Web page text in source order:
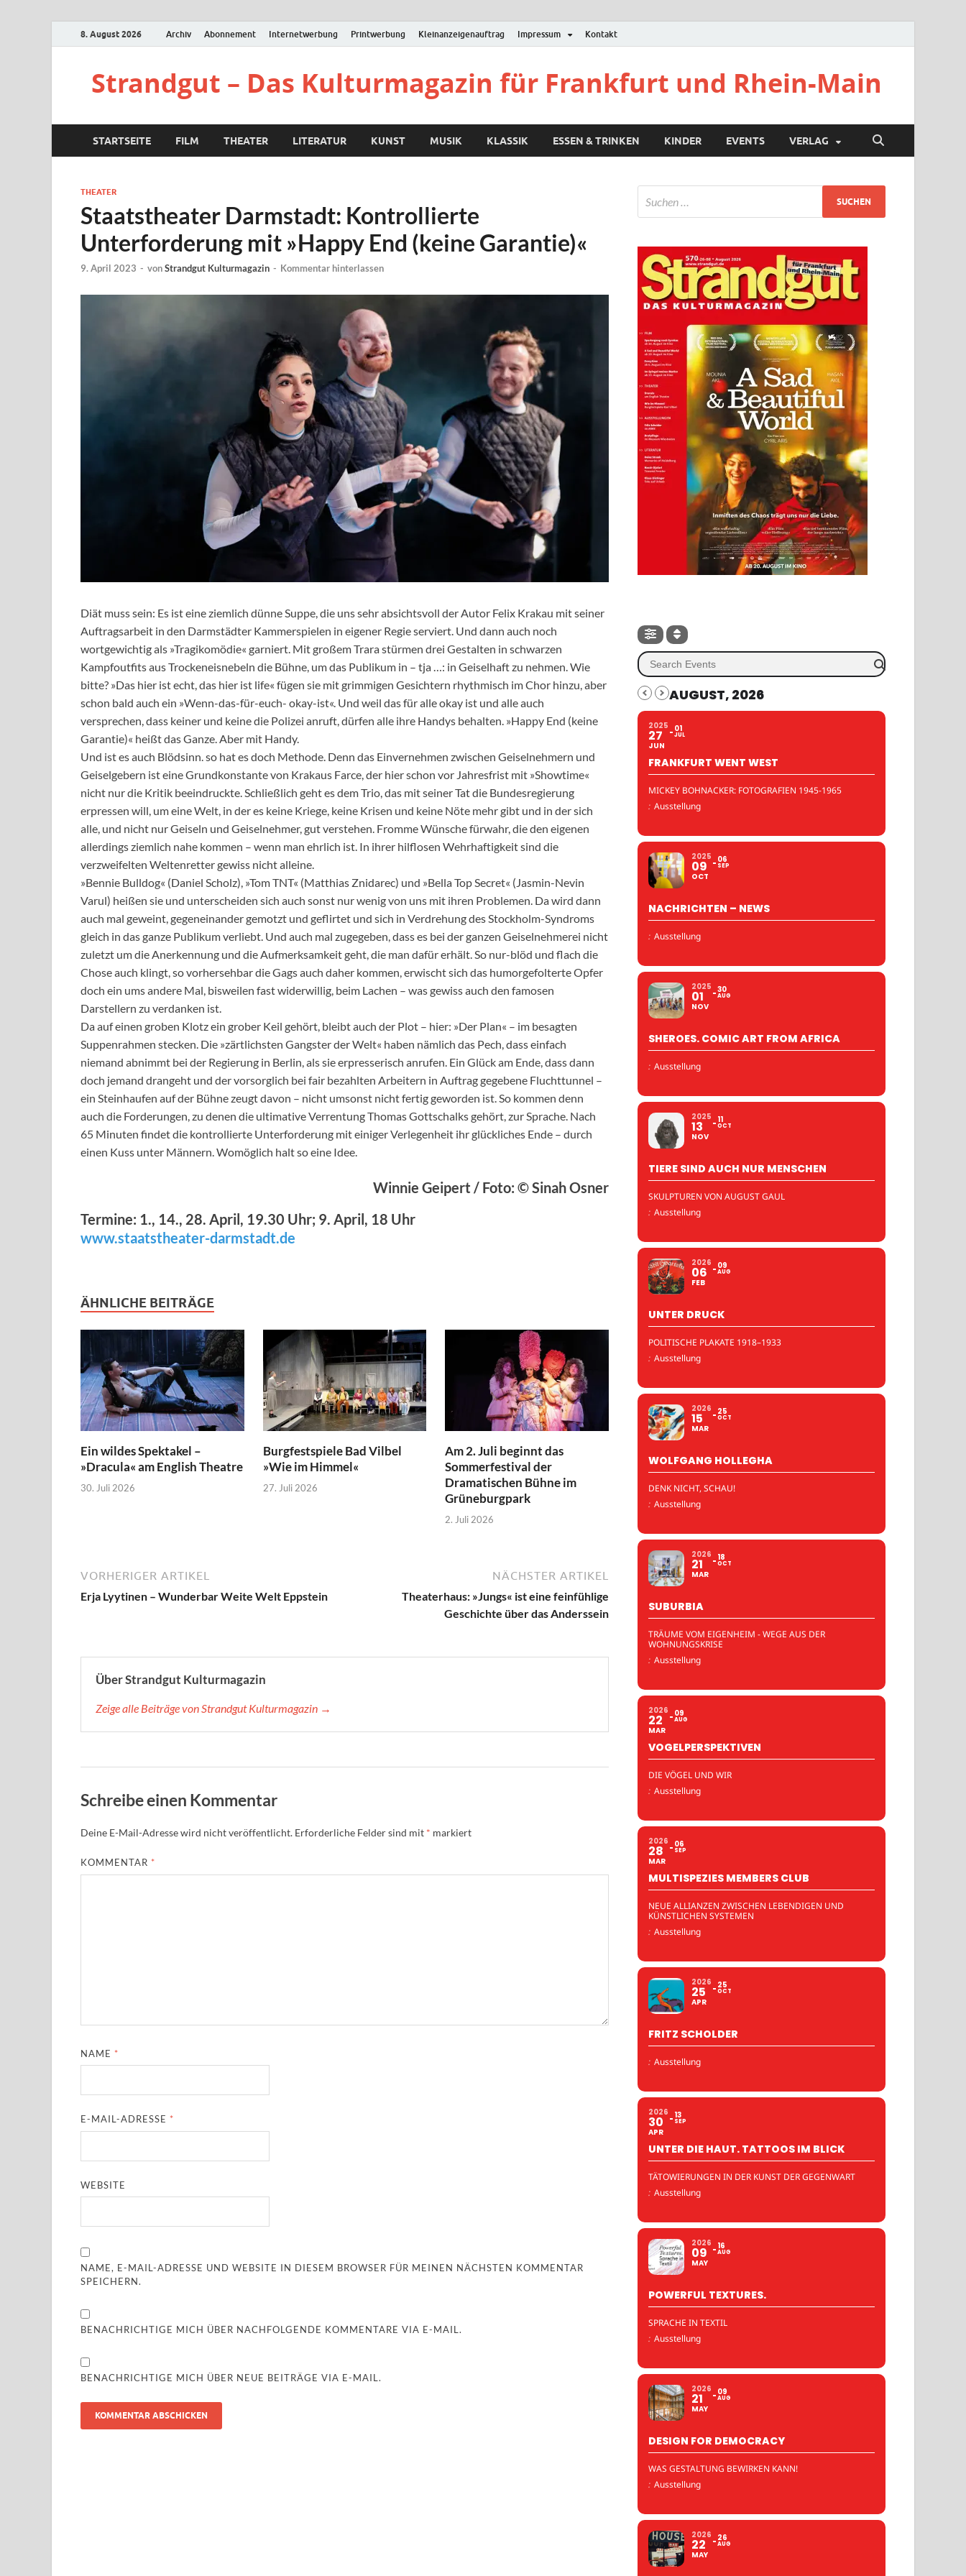
8. August 2026 Archiv Abonnement Internetwerbung Printwerbung Kleinanzeigenauftrag Impressum Kontakt
Strandgut – Das Kulturmagazin für Frankfurt und Rhein-Main
STARTSEITE FILM THEATER LITERATUR KUNST MUSIK KLASSIK ESSEN & TRINKEN KINDER EVENTS VERLAG
THEATER
Staatstheater Darmstadt: Kontrollierte
Unterforderung mit »Happy End (keine Garantie)«
9. April 2023 - vonStrandgut Kulturmagazin - Kommentar hinterlassen
Diät muss sein: Es ist eine ziemlich dünne Suppe, die uns sehr absichtsvoll der Autor Felix Krakau mit seiner
Auftragsarbeit in den Darmstädter Kammerspielen in eigener Regie serviert. Und dann auch noch
wortgewichtig als »Tragikomödie« garniert. Mit großem Trara stürmen drei Gestalten in schwarzen
Kampfoutfits aus Trockeneisnebeln die Bühne, um das Publikum in – tja …: in Geiselhaft zu nehmen. Wie
bitte? »Das hier ist echt, das hier ist life« fügen sie mit grimmigen Gesichtern rhythmisch im Chor hinzu, aber
schon bald auch ein »Wenn-das-für-euch- okay-ist«. Und weil das für alle okay ist und alle auch
versprechen, dass keiner und keine die Polizei anruft, dürfen alle ihre Handys behalten. »Happy End (keine
Garantie)« heißt das Ganze. Aber mit Handy.
Und ist es auch Blödsinn. so hat es doch Methode. Denn das Einvernehmen zwischen Geiselnehmern und
Geiselgebern ist eine Grundkonstante von Krakaus Farce, der hier schon vor Jahresfrist mit »Showtime«
nicht nur die Kritik beeindruckte. Schließlich geht es dem Trio, das mit seiner Tat die Bundesregierung
erpressen will, um eine Welt, in der es keine Kriege, keine Krisen und keine Nöte mehr gibt und in der sich
alle, und nicht nur Geiseln und Geiselnehmer, gut verstehen. Fromme Wünsche fürwahr, die den eigenen
allerdings ziemlich nahe kommen – wenn man ehrlich ist. In ihrer hilflosen Wehrhaftigkeit sind die
verzweifelten Weltenretter gewiss nicht alleine.
»Bennie Bulldog« (Daniel Scholz), »Tom TNT« (Matthias Znidarec) und »Bella Top Secret« (Jasmin-Nevin
Varul) heißen sie und unterscheiden sich auch sonst nur wenig von uns mit ihren Problemen. Da wird dann
auch mal geweint, gegeneinander gemotzt und geflirtet und sich in Verdrehung des Stockholm-Syndroms
gleich in das ganze Publikum verliebt. Und auch mal zugegeben, dass es bei der ganzen Geiselnehmerei nicht
zuletzt um die Anerkennung und die Aufmerksamkeit geht, die man dafür erhält. So nur-blöd und flach die
Chose auch klingt, so vorhersehbar die Gags auch daher kommen, erwischt sich das humorgefolterte Opfer
doch ein ums andere Mal, bisweilen fast widerwillig, beim Lachen – was gewiss auch den famosen
Darstellern zu verdanken ist.
Da auf einen groben Klotz ein grober Keil gehört, bleibt auch der Plot – hier: »Der Plan« – im besagten
Suppenrahmen stecken. Die »zärtlichsten Gangster der Welt« haben nämlich das Pech, dass einfach
niemand abnimmt bei der Regierung in Berlin, als sie erpresserisch anrufen. Ein Glück am Ende, dass dann
doch jemand drangeht und der vorsorglich bei fair bezahlten Arbeitern in Auftrag gegebene Fluchttunnel –
ein Steinhaufen auf der Bühne zeugt davon – nicht umsonst nicht fertig geworden ist. So kommen denn
auch die Forderungen, zu denen die ultimative Verrentung Thomas Gottschalks gehört, zur Sprache. Nach
65 Minuten findet die kontrollierte Unterforderung mit einiger Verlegenheit ihr glückliches Ende – durch
einen Kuss unter Männern. Womöglich halt so eine Idee.
Winnie Geipert / Foto: © Sinah Osner
Termine: 1., 14., 28. April, 19.30 Uhr; 9. April, 18 Uhr
www.staatstheater-darmstadt.de
ÄHNLICHE BEITRÄGE
Ein wildes Spektakel –
»Dracula« am English Theatre
30. Juli 2026
Burgfestspiele Bad Vilbel
»Wie im Himmel«
27. Juli 2026
Am 2. Juli beginnt das
Sommerfestival der
Dramatischen Bühne im
Grüneburgpark
2. Juli 2026
VORHERIGER ARTIKEL
Erja Lyytinen – Wunderbar Weite Welt Eppstein
NÄCHSTER ARTIKEL
Theaterhaus: »Jungs« ist eine feinfühlige
Geschichte über das Anderssein
Über Strandgut Kulturmagazin
Zeige alle Beiträge von Strandgut Kulturmagazin →
Schreibe einen Kommentar
Deine E-Mail-Adresse wird nicht veröffentlicht. Erforderliche Felder sind mit * markiert
KOMMENTAR *
NAME *
E-MAIL-ADRESSE *
WEBSITE
NAME, E-MAIL-ADRESSE UND WEBSITE IN DIESEM BROWSER FÜR MEINEN NÄCHSTEN KOMMENTAR
SPEICHERN.
BENACHRICHTIGE MICH ÜBER NACHFOLGENDE KOMMENTARE VIA E-MAIL.
BENACHRICHTIGE MICH ÜBER NEUE BEITRÄGE VIA E-MAIL.
AUGUST, 2026
2025
27
JUN
01
JUL
FRANKFURT WENT WEST
MICKEY BOHNACKER: FOTOGRAFIEN 1945-1965
: Ausstellung
2025
09
OCT
06
SEP
NACHRICHTEN – NEWS
: Ausstellung
2025
01
NOV
30
AUG
SHEROES. COMIC ART FROM AFRICA
: Ausstellung
2025
13
NOV
11
OCT
TIERE SIND AUCH NUR MENSCHEN
SKULPTUREN VON AUGUST GAUL
: Ausstellung
2026
06
FEB
09
AUG
UNTER DRUCK
POLITISCHE PLAKATE 1918–1933
: Ausstellung
2026
15
MAR
25
OCT
WOLFGANG HOLLEGHA
DENK NICHT, SCHAU!
: Ausstellung
2026
21
MAR
18
OCT
SUBURBIA
TRÄUME VOM EIGENHEIM - WEGE AUS DER
WOHNUNGSKRISE
: Ausstellung
2026
22
MAR
09
AUG
VOGELPERSPEKTIVEN
DIE VÖGEL UND WIR
: Ausstellung
2026
28
MAR
06
SEP
MULTISPEZIES MEMBERS CLUB
NEUE ALLIANZEN ZWISCHEN LEBENDIGEN UND
KÜNSTLICHEN SYSTEMEN
: Ausstellung
2026
25
APR
25
OCT
FRITZ SCHOLDER
: Ausstellung
2026
30
APR
13
SEP
UNTER DIE HAUT. TATTOOS IM BLICK
TÄTOWIERUNGEN IN DER KUNST DER GEGENWART
: Ausstellung
2026
09
MAY
16
AUG
POWERFUL TEXTURES.
SPRACHE IN TEXTIL
: Ausstellung
2026
21
MAY
09
AUG
DESIGN FOR DEMOCRACY
WAS GESTALTUNG BEWIRKEN KANN!
: Ausstellung
2026
22
MAY
26
AUG